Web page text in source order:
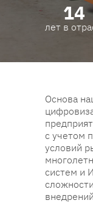
14
лет в
Основа
с учетом
условий
систем и